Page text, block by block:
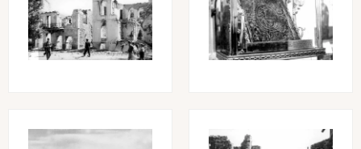
Image Image